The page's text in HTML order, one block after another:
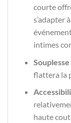
courte
s’adapter
intimes
Souplesse
flattera la
haute